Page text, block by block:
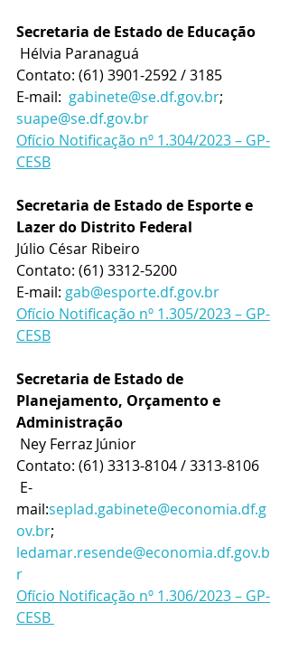
Secretaria de Estado de Educação
Hélvia Paranaguá
Contato: (61) 3901-2592 / 3185
E-mail: gabinete@se.df.gov.br;
suape@se.df.gov.br
Ofício Notificação nº 1.304/2023 – GP-
CESB
Secretaria de Estado de Esporte e
Lazer do Distrito Federal
Júlio César Ribeiro
Contato: (61) 3312-5200
E-mail: gab@esporte.df.gov.br
Ofício Notificação nº 1.305/2023 – GP-
CESB
Secretaria de Estado de
Planejamento, Orçamento e
Administração
Ney Ferraz Júnior
Contato: (61) 3313-8104 / 3313-8106
mail:seplad.gabinete@economia.df.g
ov.br;
ledamar.resende@economia.df.gov.b
r
Ofício Notificação nº 1.306/2023 – GP-
CESB